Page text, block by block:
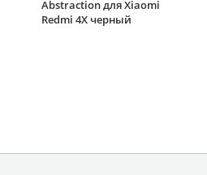
Abstraction для Xiaomi
Redmi 4X черный